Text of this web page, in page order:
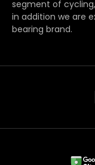
segment of cycling,
in addition we are
bearing brand.